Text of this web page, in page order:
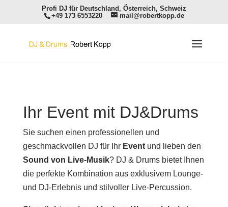
Profi DJ für Deutschland, Österreich, Schweiz
+49 173 6553220
mail@robertkopp.de
Ihr Event mit DJ&Drums
Sie suchen einen professionellen und
geschmackvollen DJ für Ihr Eventund lieben den
Sound von Live-Musik? DJ & Drums bietet Ihnen
die perfekte Kombination aus exklusivem Lounge-
und DJ-Erlebnis und stilvoller Live-Percussion.